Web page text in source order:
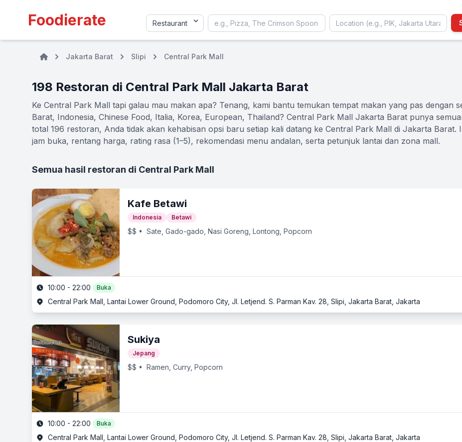
Foodierate
Jakarta Barat Slipi Central Park Mall
198 Restoran di Central Park Mall Jakarta Barat
Ke Central Park Mall tapi galau mau makan apa? Tenang, kami bantu temukan tempat makan yang pas dengan
Barat, Indonesia, Chinese Food, Italia, Korea, European, Thailand? Central Park Mall Jakarta Barat punya
total 196 restoran, Anda tidak akan kehabisan opsi baru setiap kali datang ke Central Park Mall di Jakarta Barat.
jam buka, rentang harga, rating rasa (1–5), rekomendasi menu andalan, serta petunjuk lantai dan zona mall.
Semua hasil restoran di Central Park Mall
Kafe Betawi
Indonesia Betawi
$$ • Sate, Gado-gado, Nasi Goreng, Lontong, Popcorn
10:00 - 22:00 Buka
Central Park Mall, Lantai Lower Ground, Podomoro City, Jl. Letjend. S. Parman Kav. 28, Slipi, Jakarta Barat, Jakarta
Sukiya
Jepang
$$ • Ramen, Curry, Popcorn
10:00 - 22:00 Buka
Central Park Mall, Lantai Lower Ground, Podomoro City, Jl. Letjend. S. Parman Kav. 28, Slipi, Jakarta Barat, Jakarta